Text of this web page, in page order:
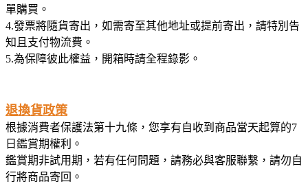
單購買。
4.發票將隨貨寄出，如需寄至其他地址或提前寄出，請特別告
知且支付物流費。
5.為保障彼此權益，開箱時請全程錄影。
退換貨政策
根據消費者保護法第十九條，您享有自收到商品當天起算的7
日鑑賞期權利。
鑑賞期非試用期，若有任何問題，請務必與客服聯繫，請勿自
行將商品寄回。